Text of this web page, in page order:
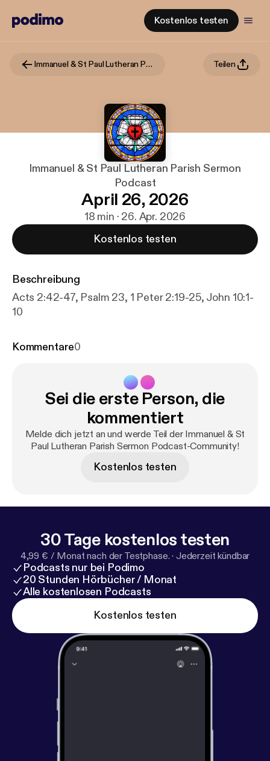
Kostenlos testen
Immanuel & St Paul Lutheran Parish Sermon Podcast Teilen
Immanuel & St Paul Lutheran Parish Sermon
Podcast
April 26, 2026
18 min · 26. Apr. 2026
Kostenlos testen
Beschreibung
Acts 2:42-47, Psalm 23, 1 Peter 2:19-25, John 10:1-
10
Kommentare0
Sei die erste Person, die
kommentiert
Melde dich jetzt an und werde Teil der Immanuel & St
Paul Lutheran Parish Sermon Podcast-Community!
Kostenlos testen
30 Tage kostenlos testen
4,99 € / Monat nach der Testphase. · Jederzeit kündbar
Podcasts nur bei Podimo
20 Stunden Hörbücher / Monat
Alle kostenlosen Podcasts
Kostenlos testen